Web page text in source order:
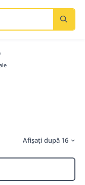
Afișați după 16